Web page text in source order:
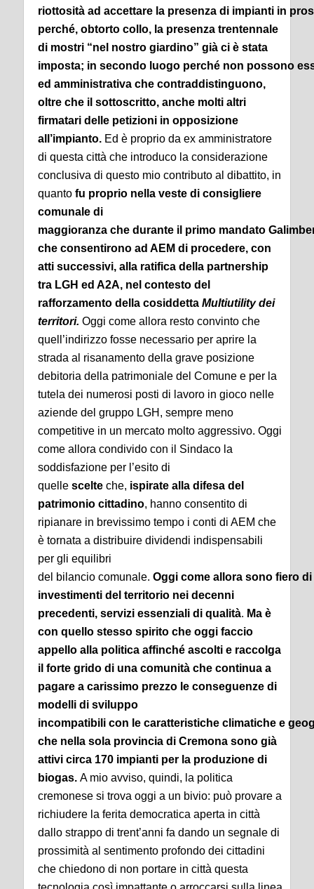
riottosità ad accettare la presenza di impianti in
perché, obtorto collo, la presenza trentennale
di mostri “nel nostro giardino” già ci è stata
imposta; in secondo luogo perché non possono
ed amministrativa che contraddistinguono,
oltre che il sottoscritto, anche molti altri
firmatari delle petizioni in opposizione
all’impianto. Ed è proprio da ex amministratore
di questa città che introduco la considerazione
conclusiva di questo mio contributo al dibattito, in
quanto fu proprio nella veste di consigliere
comunale di
maggioranza che durante il primo mandato
che consentirono ad AEM di procedere, con
atti successivi, alla ratifica della partnership
tra LGH ed A2A, nel contesto del
rafforzamento della cosiddetta Multiutility dei
territori. Oggi come allora resto convinto che
quell’indirizzo fosse necessario per aprire la
strada al risanamento della grave posizione
debitoria della patrimoniale del Comune e per la
tutela dei numerosi posti di lavoro in gioco nelle
aziende del gruppo LGH, sempre meno
competitive in un mercato molto aggressivo. Oggi
come allora condivido con il Sindaco la
soddisfazione per l’esito di
quelle scelte che, ispirate alla difesa del
patrimonio cittadino, hanno consentito di
ripianare in brevissimo tempo i conti di AEM che
è tornata a distribuire dividendi indispensabili
per gli equilibri
del bilancio comunale. Oggi come allora sono fiero
investimenti del territorio nei decenni
precedenti, servizi essenziali di qualità. Ma è
con quello stesso spirito che oggi faccio
appello alla politica affinché ascolti e raccolga
il forte grido di una comunità che continua a
pagare a carissimo prezzo le conseguenze di
modelli di sviluppo
incompatibili con le caratteristiche climatiche e
che nella sola provincia di Cremona sono già
attivi circa 170 impianti per la produzione di
biogas. A mio avviso, quindi, la politica
cremonese si trova oggi a un bivio: può provare a
richiudere la ferita democratica aperta in città
dallo strappo di trent’anni fa dando un segnale di
prossimità al sentimento profondo dei cittadini
che chiedono di non portare in città questa